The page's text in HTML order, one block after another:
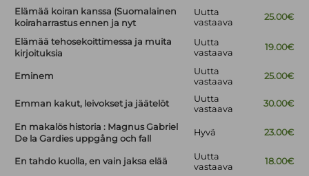
Elämää koiran kanssa (Suomalainen
koiraharrastus ennen ja nyt
Uutta
vastaava
25.00€
Elämää tehosekoittimessa ja muita
kirjoituksia
Uutta
vastaava
19.00€
Eminem
Uutta
vastaava
25.00€
Emman kakut, leivokset ja jäätelöt
Uutta
vastaava
30.00€
En makalös historia : Magnus Gabriel
De la Gardies uppgång och fall
Hyvä 23.00€
En tahdo kuolla, en vain jaksa elää
Uutta
vastaava
18.00€